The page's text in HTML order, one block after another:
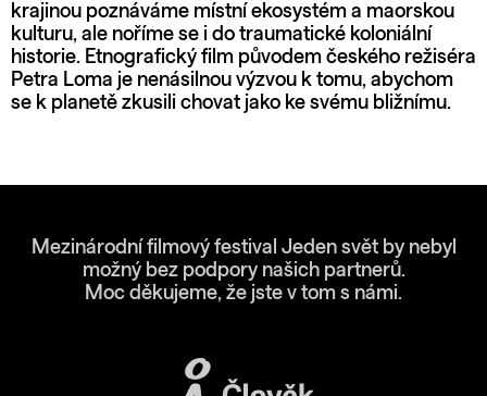
krajinou poznáváme místní ekosystém a maorskou
kulturu, ale noříme se i do traumatické koloniální
historie. Etnografický film původem českého režiséra
Petra Loma je nenásilnou výzvou k tomu, abychom
se k planetě zkusili chovat jako ke svému bližnímu.
Mezinárodní filmový festival Jeden svět by nebyl
možný bez podpory našich partnerů.
Moc děkujeme, že jste v tom s námi.